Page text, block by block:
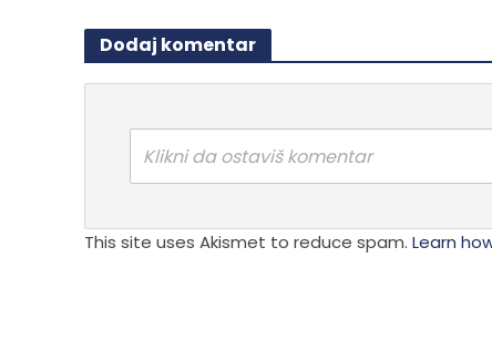
Dodaj komentar
Klikni da ostaviš komentar
This site uses Akismet to reduce spam. Learn